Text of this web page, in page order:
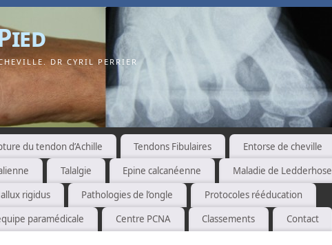
DR CYRIL PERRIER
du tendon d’Achille Tendons Fibulaires
Entorse de cheville
Talalgie Epine calcanéenne
Maladie de Ledderhose
rigidus Pathologies de l’ongle
Protocoles rééducation
paramédicale Centre PCNA Classements Contact